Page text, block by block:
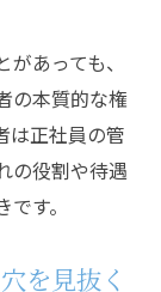
管理職の
理職のリ
かり問題
あっても、
の本質的な権
は正社員の管
の役割や待遇
す。
を見抜く